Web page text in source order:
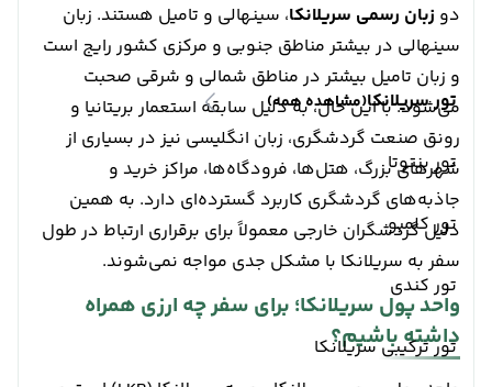
تور سریلانکا(مشاهده همه)
تور بنتوتا
تور کلمبو
تور کندی
تور ترکیبی سریلانکا
دو زبان رسمی سریلانکا، سینهالی و تامیل هستند. زبان
سینهالی در بیشتر مناطق جنوبی و مرکزی کشور رایج است
و زبان تامیل بیشتر در مناطق شمالی و شرقی صحبت
می‌شود. با این حال، به دلیل سابقه استعمار بریتانیا و
رونق صنعت گردشگری، زبان انگلیسی نیز در بسیاری از
شهرهای بزرگ، هتل‌ها، فرودگاه‌ها، مراکز خرید و
جاذبه‌های گردشگری کاربرد گسترده‌ای دارد. به همین
دلیل گردشگران خارجی معمولاً برای برقراری ارتباط در طول
سفر به سریلانکا با مشکل جدی مواجه نمی‌شوند.
واحد پول سریلانکا؛ برای سفر چه ارزی همراه
داشته باشیم؟